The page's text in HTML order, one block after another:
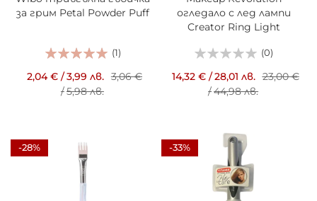
за грим Petal Powder Puff
(1)
2,04 €/3,99 лв. 3,06 €
/5,98 лв.
огледало с лед лампи
Creator Ring Light
(0)
14,32 €/28,01 лв. 23,00 €
/44,98 лв.
-28% -33%